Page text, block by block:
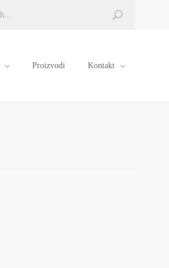
Proizvodi Kontakt